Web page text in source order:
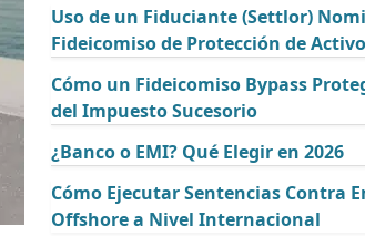
Uso de un Fiduciante (Settlor)
Fideicomiso de Protección de
Cómo un Fideicomiso Bypass
del Impuesto Sucesorio
¿Banco o EMI? Qué Elegir en 2026
Cómo Ejecutar Sentencias Contra
Offshore a Nivel Internacional